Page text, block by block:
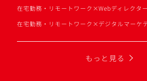
在宅勤務・リモートワーク×Webディレクター
在宅勤務・リモートワーク×デジタルマーケ
もっと見る